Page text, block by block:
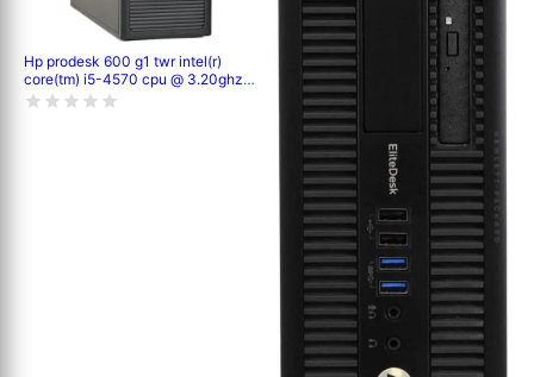
Hp prodesk 600 g1 twr intel(r)
core(tm) i5-4570 cpu @ 3.20ghz
3.20 ghz